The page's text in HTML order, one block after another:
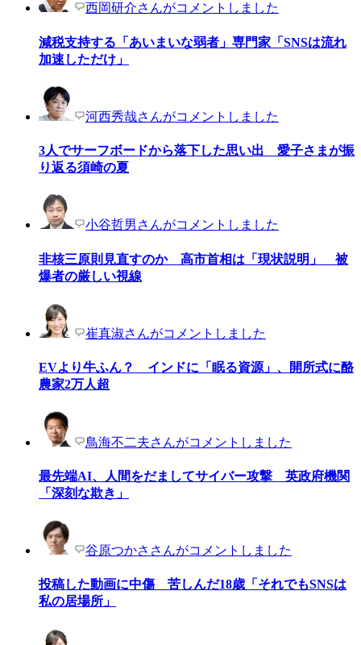
西岡研介さんがコメントしました
減税支持する「あいまいな弱者」専門家「SNSは流れ
加速しただけ」
河西秀哉さんがコメントしました
3人でサーフボードから落下した思い出 愛子さまが振
り返る須崎の夏
小谷哲男さんがコメントしました
非核三原則見直すのか 高市首相は「現状説明」 被
爆者の厳しい視線
崔真淑さんがコメントしました
EVより牛ふん？ インドに「眠る資源」、開所式に酪
農家2万人超
鳥海不二夫さんがコメントしました
最先端AI、人間をだましてサイバー攻撃 英政府機関
「深刻な欺き」
谷原つかささんがコメントしました
投稿した動画に中傷 苦しんだ18歳「それでもSNSは
私の居場所」